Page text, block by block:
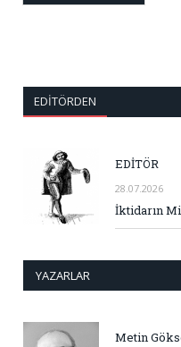
EDITÖRDEN
EDİTÖR
28.07.2026
İktidarın
YAZARLAR
Metin